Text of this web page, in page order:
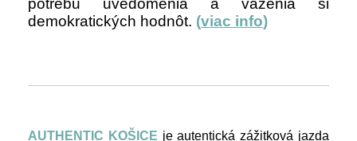
potrebu uvedomenia a váženia si
demokratických hodnôt. (viac info)
AUTHENTIC KOŠICE je autentická zážitková jazda